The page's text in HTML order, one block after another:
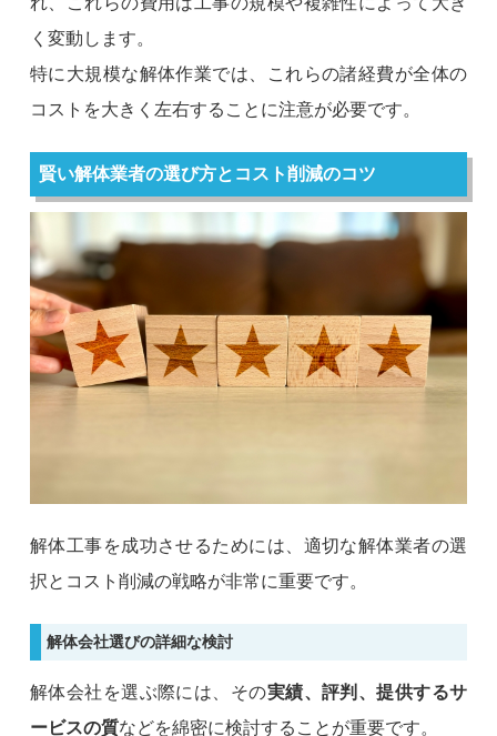
く変動します。
特に大規模な解体作業では、これらの諸経費が全体の
コストを大きく左右することに注意が必要です。
賢い解体業者の選び方とコスト削減のコツ
解体工事を成功させるためには、適切な解体業者の選
択とコスト削減の戦略が非常に重要です。
解体会社選びの詳細な検討
解体会社を選ぶ際には、その実績、評判、提供するサ
ービスの質などを綿密に検討することが重要です。